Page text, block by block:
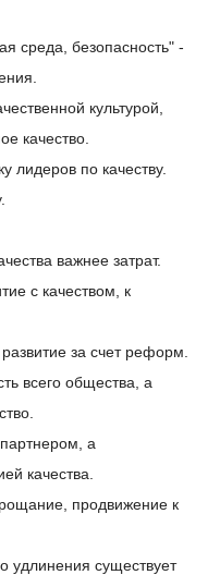
среда, безопасность" -
культурой,
качество.
лидеров по качеству.
важнее затрат.
с качеством, к
за счет реформ.
всего общества, а
а
качества.
продвижение к
удлинения существует